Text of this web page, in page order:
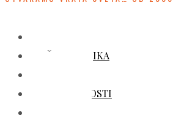
UČENJE JEZIKA
ZANIMLJIVOSTI